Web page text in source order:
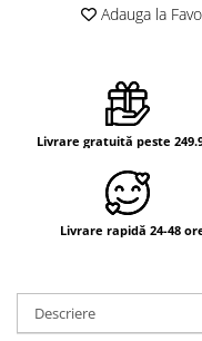
Adauga la
Livrare gratuită peste
Livrare rapidă 24-48
Descriere